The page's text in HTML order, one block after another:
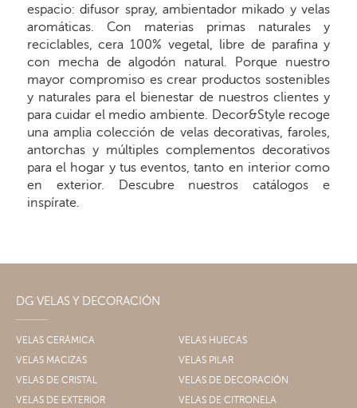
espacio: difusor spray, ambientador mikado y velas
aromáticas. Con materias primas naturales y
reciclables, cera 100% vegetal, libre de parafina y
con mecha de algodón natural. Porque nuestro
mayor compromiso es crear productos sostenibles
y naturales para el bienestar de nuestros clientes y
para cuidar el medio ambiente. Decor&Style recoge
una amplia colección de velas decorativas, faroles,
antorchas y múltiples complementos decorativos
para el hogar y tus eventos, tanto en interior como
en exterior. Descubre nuestros catálogos e
inspírate.
DG VELAS Y DECORACIÓN
VELAS CERÁMICA
VELAS HUECAS
VELAS MACIZAS
VELAS PILAR
VELAS DE CRISTAL
VELAS DE DECORACIÓN
VELAS DE EXTERIOR
VELAS DE CITRONELA